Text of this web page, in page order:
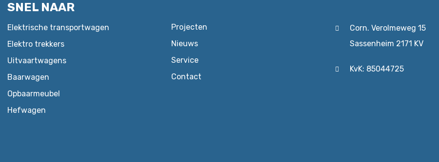
SNEL NAAR
Elektrische transportwagen
Elektro trekkers
Uitvaartwagens
Baarwagen
Opbaarmeubel
Hefwagen
Projecten
Nieuws
Service
Contact
Corn. Verolmeweg 15
Sassenheim 2171 KV
KvK: 85044725